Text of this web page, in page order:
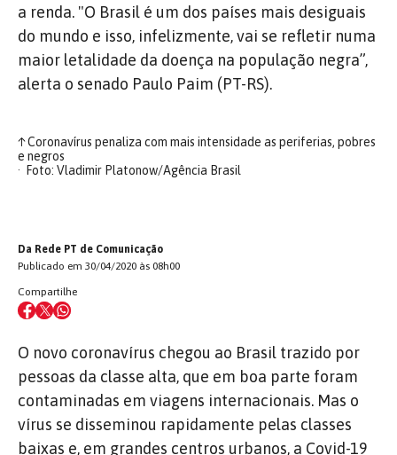
a renda. "O Brasil é um dos países mais desiguais
do mundo e isso, infelizmente, vai se refletir numa
maior letalidade da doença na população negra”,
alerta o senado Paulo Paim (PT-RS).
↑Coronavírus penaliza com mais intensidade as periferias, pobres
e negros
Foto: Vladimir Platonow/Agência Brasil
Da Rede PT de Comunicação
Publicado em 30/04/2020 às 08h00
Compartilhe
O novo coronavírus chegou ao Brasil trazido por
pessoas da classe alta, que em boa parte foram
contaminadas em viagens internacionais. Mas o
vírus se disseminou rapidamente pelas classes
baixas e, em grandes centros urbanos, a Covid-19